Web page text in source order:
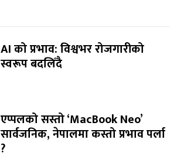
AI को प्रभाव: विश्वभर रोजगारीको
स्वरूप बदलिँदै
एप्पलको सस्तो ‘MacBook Neo’
सार्वजनिक, नेपालमा कस्तो प्रभाव पर्ला
?